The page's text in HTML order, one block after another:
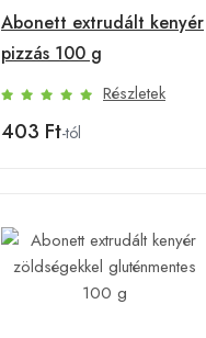
Abonett extrudált kenyér
pizzás 100 g
Részletek
403 Ft-tól